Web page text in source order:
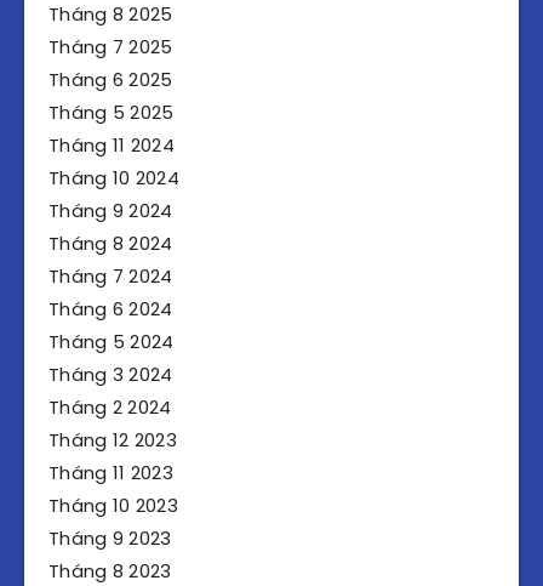
Tháng 8 2025
Tháng 7 2025
Tháng 6 2025
Tháng 5 2025
Tháng 11 2024
Tháng 10 2024
Tháng 9 2024
Tháng 8 2024
Tháng 7 2024
Tháng 6 2024
Tháng 5 2024
Tháng 3 2024
Tháng 2 2024
Tháng 12 2023
Tháng 11 2023
Tháng 10 2023
Tháng 9 2023
Tháng 8 2023